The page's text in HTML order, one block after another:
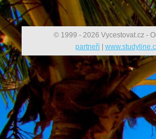
© 1999 - 2026 Vycestovat.cz -
partneři |